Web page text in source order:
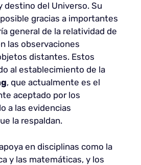
destino del Universo. Su
gracias a importantes
general de la relatividad de
las observaciones
distantes. Estos
al establecimiento de la
, que actualmente es el
aceptado por los
a las evidencias
la respaldan.
en disciplinas como la
y las matemáticas, y los